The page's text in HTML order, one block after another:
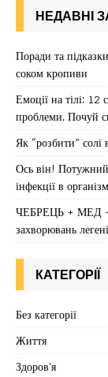
НЕДАВНІ
Поради та
соком кропиви
Емоції на тілі: 12
проблеми. Почуй
Як “розбити” солі
Ось він!
інфекції в
ЧЕБРЕЦЬ + МЕД –
захворювань
КАТЕГОРІЇ
Без категорії
Життя
Здоров'я